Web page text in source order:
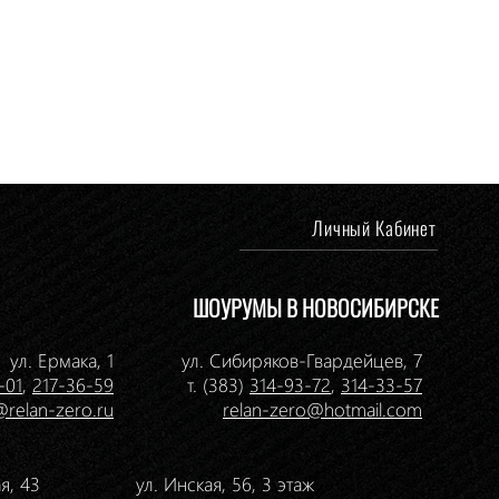
Личный Кабинет
ШОУРУМЫ В НОВОСИБИРСКЕ
ул. Ермака, 1
, 217-36-59
zero.ru
ул. Сибиряков-Гвардейцев, 7
т. (383) 314-93-72, 314-33-57
relan-zero@hotmail.com
43
ул. Инская, 56, 3 этаж